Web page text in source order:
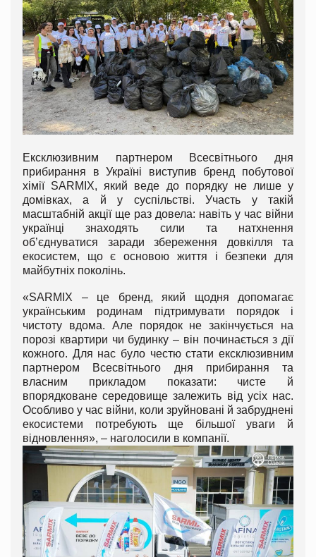
Ексклюзивним партнером Всесвітнього дня
прибирання в Україні виступив бренд побутової
хімії SARMIX, який веде до порядку не лише у
домівках, а й у суспільстві. Участь у такій
масштабній акції ще раз довела: навіть у час війни
українці знаходять сили та натхнення
об’єднуватися заради збереження довкілля та
екосистем, що є основою життя і безпеки для
майбутніх поколінь.
«SARMIX – це бренд, який щодня допомагає
українським родинам підтримувати порядок і
чистоту вдома. Але порядок не закінчується на
порозі квартири чи будинку – він починається з дії
кожного. Для нас було честю стати ексклюзивним
партнером Всесвітнього дня прибирання та
власним прикладом показати: чисте й
впорядковане середовище залежить від усіх нас.
Особливо у час війни, коли зруйновані й забруднені
екосистеми потребують ще більшої уваги й
відновлення», – наголосили в компанії.